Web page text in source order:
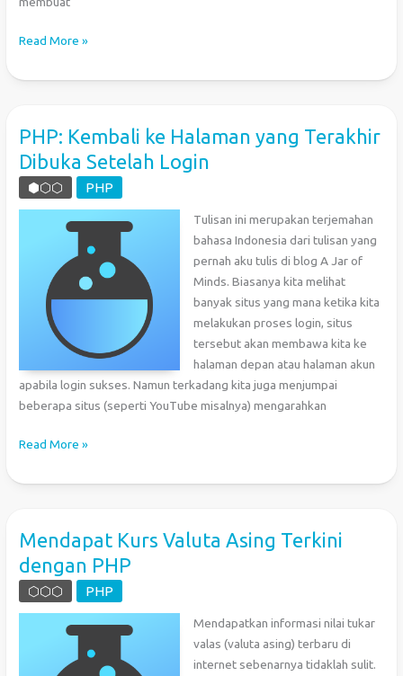
Membuat
Snake
C
(Windows
Console)
Read More »
PHP: Kembali ke Halaman yang Terakhir
Dibuka Setelah Login
⬢⬡⬡ PHP
Tulisan ini merupakan terjemahan
bahasa Indonesia dari tulisan yang
pernah aku tulis di blog A Jar of
Minds. Biasanya kita melihat
banyak situs yang mana ketika kita
melakukan proses login, situs
tersebut akan membawa kita ke
halaman depan atau halaman akun
apabila login sukses. Namun terkadang kita juga menjumpai
beberapa situs (seperti YouTube misalnya) mengarahkan
PHP:
ke
Terakhir
Dibuka
Setelah
Read More »
Mendapat Kurs Valuta Asing Terkini
dengan PHP
⬡⬡⬡ PHP
Mendapatkan informasi nilai tukar
valas (valuta asing) terbaru di
internet sebenarnya tidaklah sulit.